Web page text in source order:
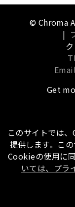
© Chroma
|
Get
このサイトでは
提供します。こ
Cookieの使用に
いては、プラ